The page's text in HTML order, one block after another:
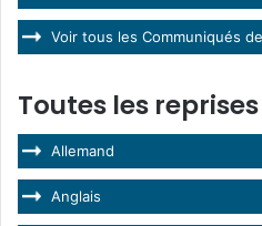
Voir tous les Communiqués
Toutes les
Allemand
Anglais